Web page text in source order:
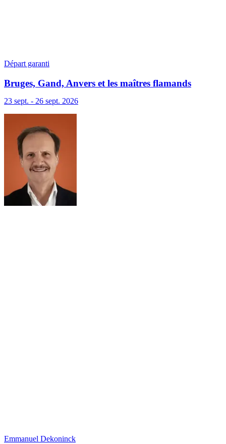
Départ garanti
Bruges, Gand, Anvers et les maîtres flamands
23 sept. - 26 sept. 2026
Emmanuel Dekoninck